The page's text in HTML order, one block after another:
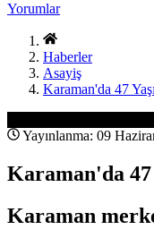
Yorumlar
Haberler
Asayiş
Karaman'da 47
Yayınlanma: 09
Karaman'da
Karaman